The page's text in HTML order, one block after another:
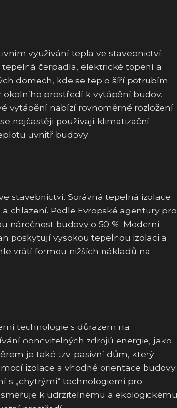
využívání tepla ve stavebnictví.
čerpadla, elektrické topení a
domech, kde se teplo šíří potrubím
prostředí k vytápění budov.
vytápění nabízí rovnoměrné rozložení
nejčastěji používají klimatizační
uvnitř budovy.
stavebnictví. Správná tepelná izolace
chlazení. Podle Evropské agentury pro
náročnost budovy o 50 %. Moderní
poskytují vysokou tepelnou izolaci a
vrátí formou nižších nákladů na
technologie s důrazem na
obnovitelných zdrojů energie, jako
je také tzv. pasivní dům, který
izolace a vhodné orientace budovy.
s „chytrými“ technologiemi pro
k udržitelnému a ekologickému